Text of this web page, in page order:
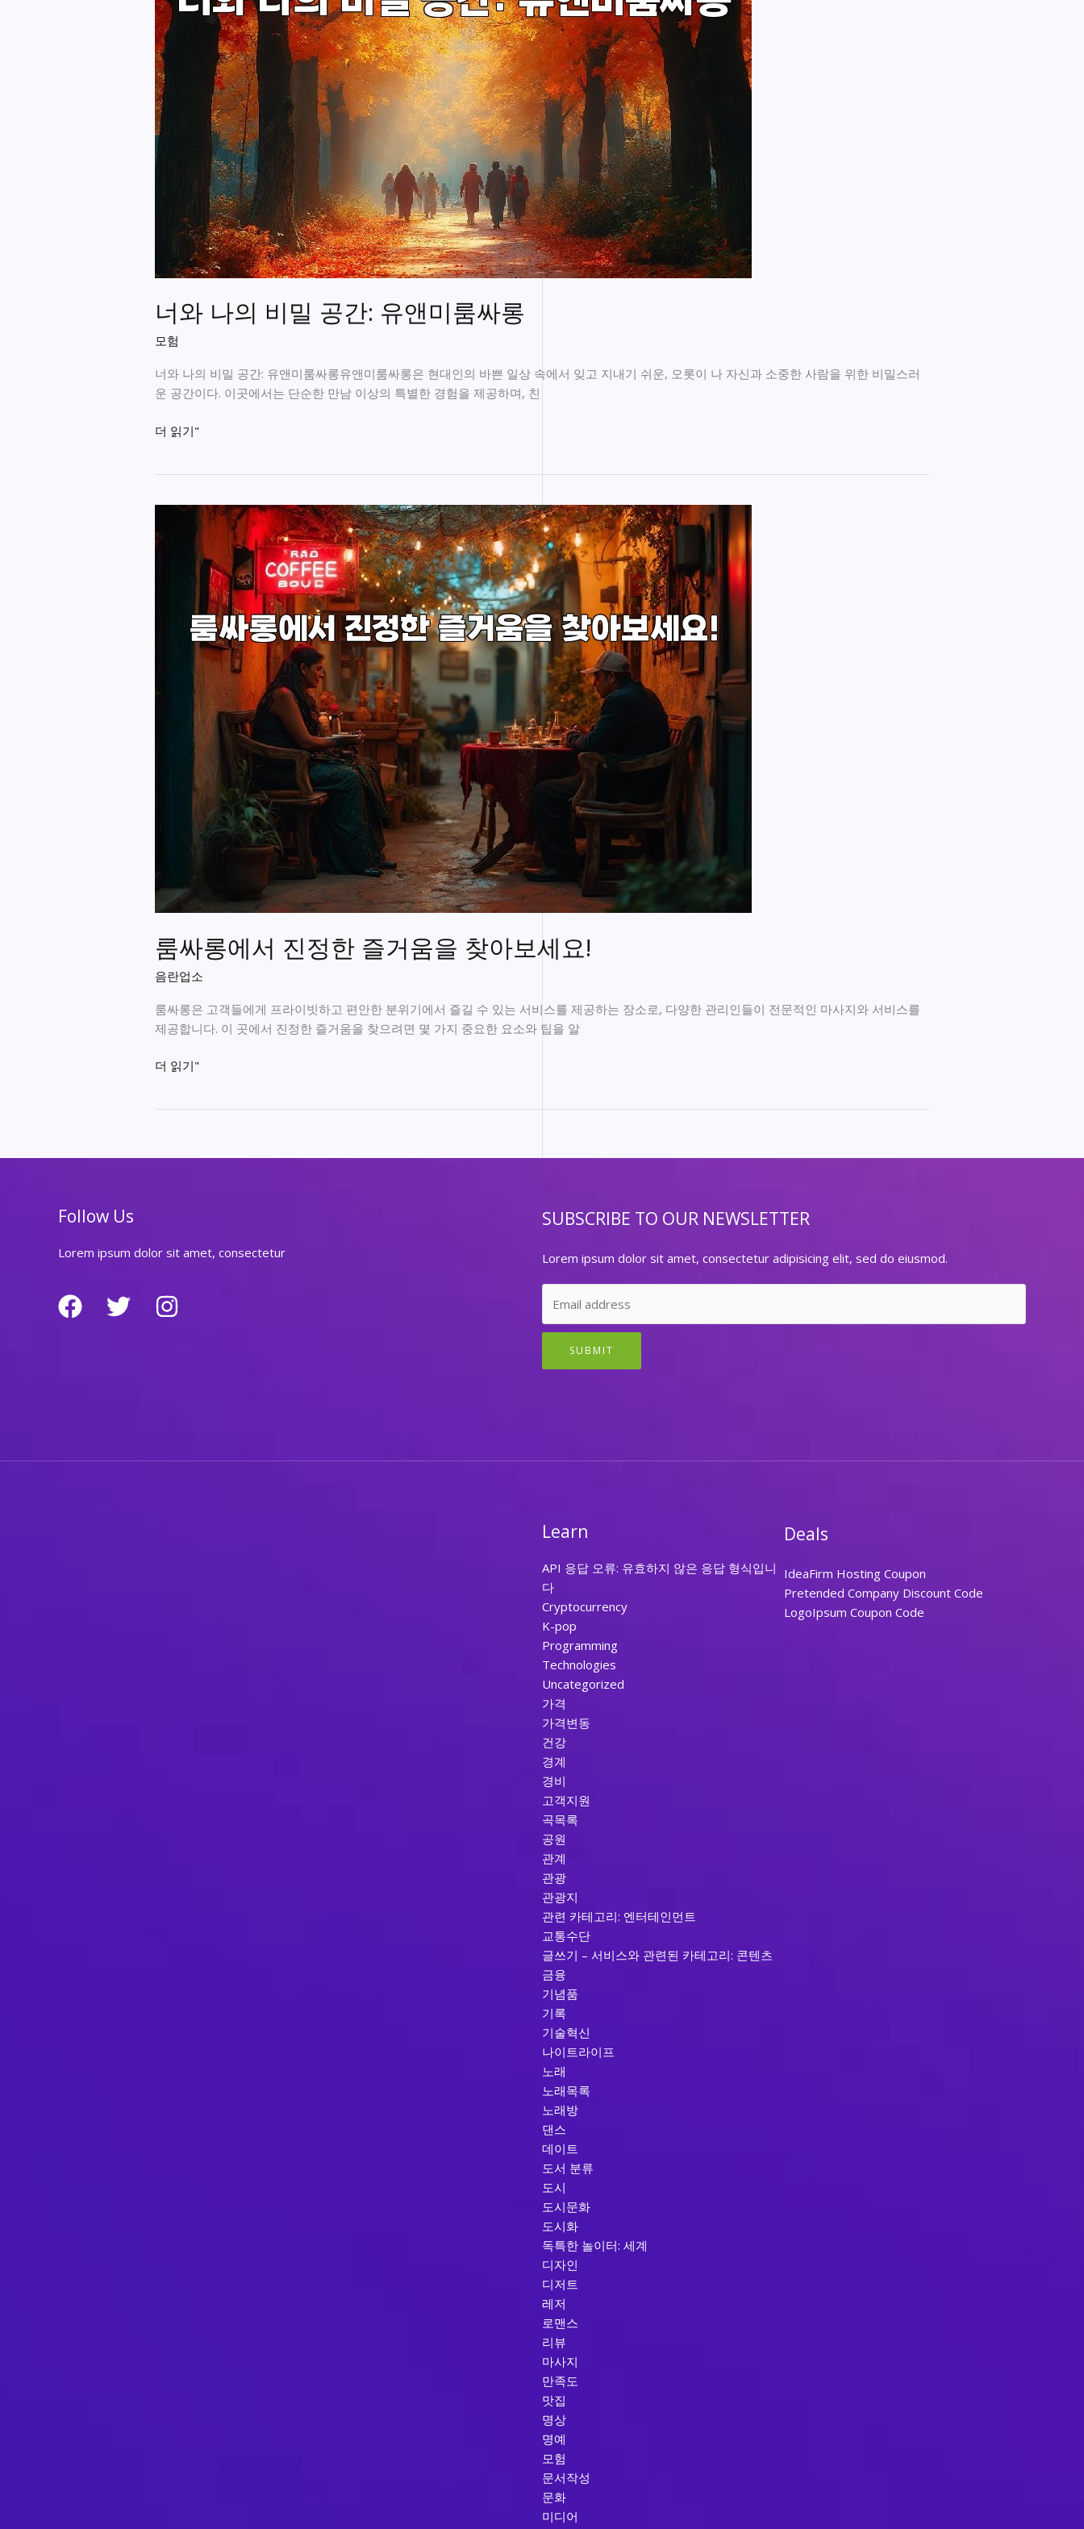
너와 나의 비밀 공간: 유앤미룸싸롱
모험
너와 나의 비밀 공간: 유앤미룸싸롱유앤미룸싸롱은 현대인의 바쁜 일상 속에서 잊고 지내기 쉬운, 오롯이 나 자신과 소중한 사람을 위한 비밀스러
운 공간이다. 이곳에서는 단순한 만남 이상의 특별한 경험을 제공하며, 친
너
비
공
더 읽기"
룸싸롱에서 진정한 즐거움을 찾아보세요!
음란업소
룸싸롱은 고객들에게 프라이빗하고 편안한 분위기에서 즐길 수 있는 서비스를 제공하는 장소로, 다양한 관리인들이 전문적인 마사지와 서비스를
제공합니다. 이 곳에서 진정한 즐거움을 찾으려면 몇 가지 중요한 요소와 팁을 알
룸
진
움
찾
아
더 읽기"
Follow Us
Lorem ipsum dolor sit amet, consectetur
SUBSCRIBE TO OUR NEWSLETTER
Lorem ipsum dolor sit amet, consectetur adipisicing elit, sed do eiusmod.
SUBMIT
Learn
API 응답 오류: 유효하지 않은 응답 형식입니
다
Cryptocurrency
K-pop
Programming
Technologies
Uncategorized
가격
가격변동
건강
경계
경비
고객지원
곡목록
공원
관계
관광
관광지
관련 카테고리: 엔터테인먼트
교통수단
글쓰기 – 서비스와 관련된 카테고리: 콘텐츠
금융
기념품
기록
기술혁신
나이트라이프
노래
노래목록
노래방
댄스
데이트
도서 분류
도시
도시문화
도시화
독특한 놀이터: 세계
디자인
디저트
레저
로맨스
리뷰
마사지
만족도
맛집
명상
명예
모험
문서작성
문화
미디어
Deals
IdeaFirm Hosting Coupon
Pretended Company Discount Code
LogoIpsum Coupon Code